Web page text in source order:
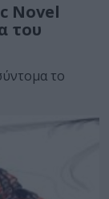
Novel
του
το